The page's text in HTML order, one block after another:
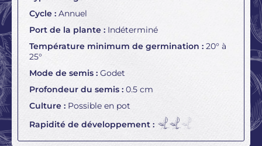
Cycle : Annuel
Port de la plante : Indéterminé
Température minimum de germination : 20° à
25°
Mode de semis : Godet
Profondeur du semis : 0.5 cm
Culture : Possible en pot
Rapidité de développement :